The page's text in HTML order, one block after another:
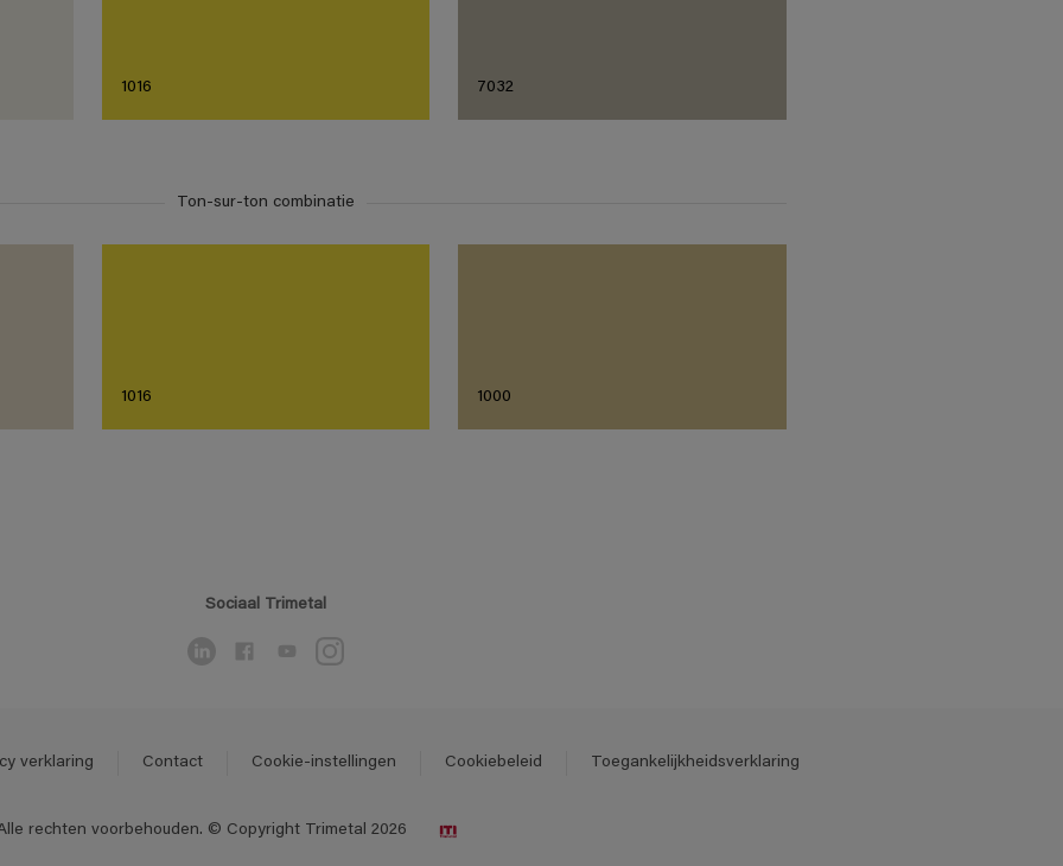
1016 7032
Ton-sur-ton combinatie
1016 1000
Sociaal Trimetal
verklaring Contact Cookie-instellingen Cookiebeleid Toegankelijkheidsverklaring
rechten voorbehouden. © Copyright Trimetal 2026